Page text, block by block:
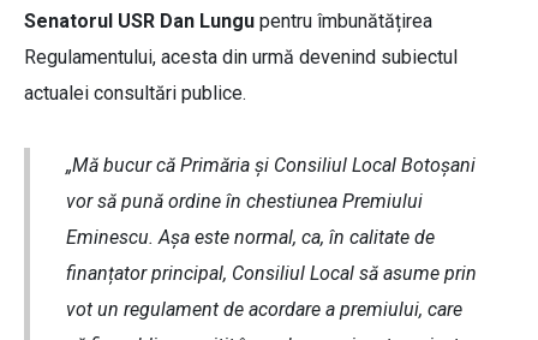
Senatorul USR Dan Lungu pentru îmbunătățirea
Regulamentului, acesta din urmă devenind subiectul
actualei consultări publice.
„Mă bucur că Primăria și Consiliul Local Botoșani
vor să pună ordine în chestiunea Premiului
Eminescu. Așa este normal, ca, în calitate de
finanțator principal, Consiliul Local să asume prin
vot un regulament de acordare a premiului, care